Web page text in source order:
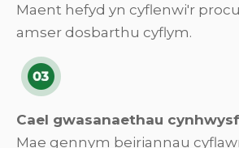
Maent hefyd yn cyflenwi'r
amser dosbarthu cyflym.
Cael gwasanaethau
Mae gennym beiriannau